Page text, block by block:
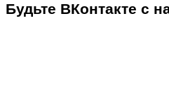
Будьте ВКонтакте с